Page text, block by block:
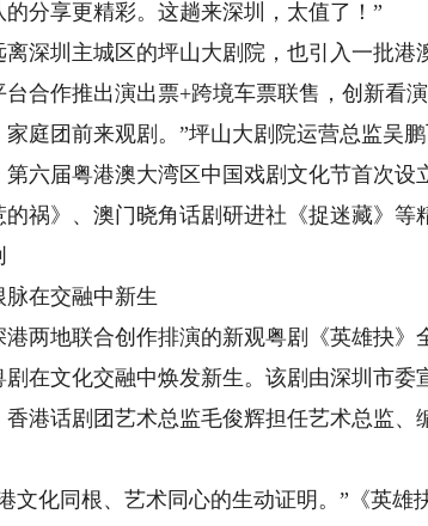
分享更精彩。这趟来深圳，太值了！”
圳主城区的坪山大剧院，也引入一批港
台合作推出演出票+跨境车票联售，创新看
庭团前来观剧。”坪山大剧院运营总监吴鹏
届粤港澳大湾区中国戏剧文化节首次设
的祸》、澳门晓角话剧研进社《捉迷藏》等
在交融中新生
地联合创作排演的新观粤剧《英雄抉》
剧在文化交融中焕发新生。该剧由深圳市
港话剧团艺术总监毛俊辉担任艺术总监、
化同根、艺术同心的生动证明。”《英雄